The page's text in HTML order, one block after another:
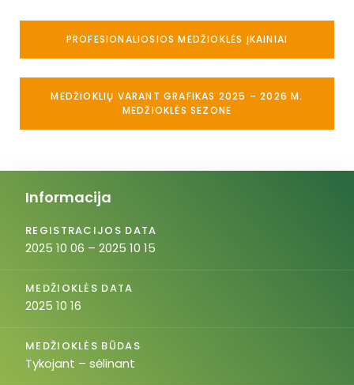
PROFESIONALIOSIOS MEDŽIOKLĖS ĮKAINIAI
MEDŽIOKLIŲ VARANT GRAFIKAS 2025 – 2026 M.
MEDŽIOKLĖS SEZONE
Informacija
REGISTRACIJOS DATA
2025 10 06 – 2025 10 15
MEDŽIOKLĖS DATA
2025 10 16
MEDŽIOKLĖS BŪDAS
Tykojant – sėlinant